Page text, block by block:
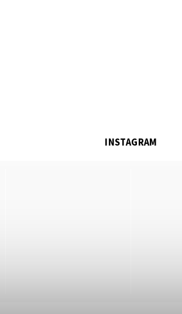
INSTAGRAM